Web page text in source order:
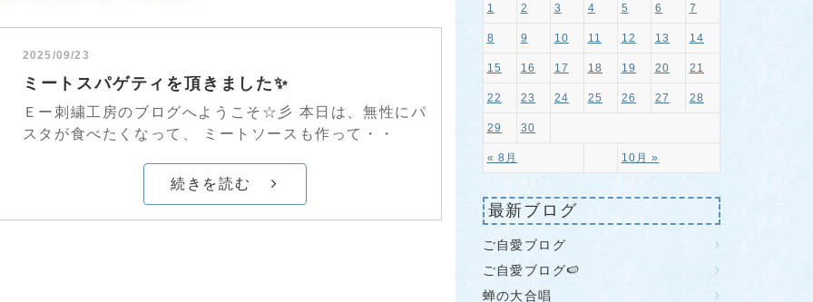
2025/09/23
ミートスパゲティを頂きました✨
Ｅー刺繍工房のブログへようこそ☆彡 本日は、無性にパ
スタが食べたくなって、 ミートソースも作って・・
続きを読む
« 8月 10月 »
1 2 3 4 5 6 7
8 9 10 11 12 13 14
15 16 17 18 19 20 21
22 23 24 25 26 27 28
29 30
最新ブログ
ご自愛ブログ
ご自愛ブログ🍉
蝉の大合唱